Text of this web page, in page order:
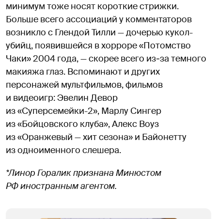
минимум тоже носят короткие стрижки.
Больше всего ассоциаций у комментаторов
возникло с Глендой Тилли — дочерью кукол-
убийц, появившейся в хорроре «Потомство
Чаки» 2004 года, — скорее всего из‑за темного
макияжа глаз. Вспоминают и других
персонажей мультфильмов, фильмов
и видеоигр: Эвелин Девор
из «Суперсемейки-2», Марлу Сингер
из «Бойцовского клуба», Алекс Воуз
из «Оранжевый — хит сезона» и Байонетту
из одноименного слешера.
*Линор Горалик признана Минюстом
РФ иностранным агентом.